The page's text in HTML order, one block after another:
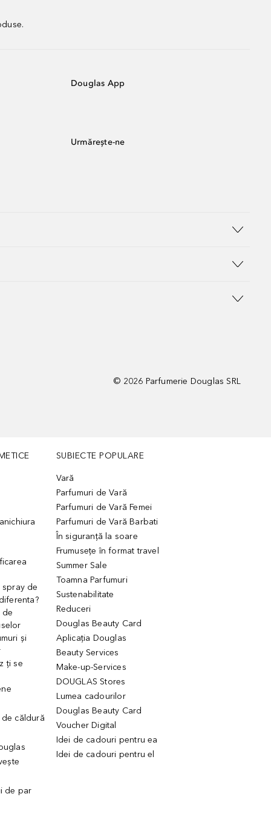
Douglas App
Urmărește-ne
© 2026 Parfumerie Douglas SRL
spray de
de
și
ți se
căldură
de par
SUBIECTE POPULARE
Vară
Parfumuri de Vară
Parfumuri de Vară Femei
Parfumuri de Vară Barbati
În siguranță la soare
Frumusețe în format travel
Summer Sale
Toamna Parfumuri
Sustenabilitate
Reduceri
Douglas Beauty Card
Aplicația Douglas
Beauty Services
Make-up-Services
DOUGLAS Stores
Lumea cadourilor
Douglas Beauty Card
Voucher Digital
Idei de cadouri pentru ea
Idei de cadouri pentru el